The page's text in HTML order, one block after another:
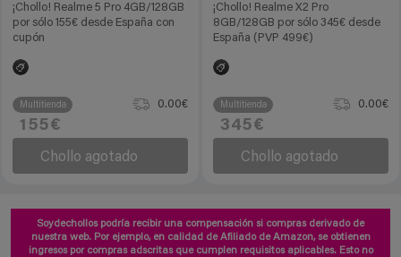
¡Chollo! Realme 5 Pro 4GB/128GB
por sólo 155€ desde España con
cupón
Multitienda 0.00€
155€
Chollo agotado
¡Chollo! Realme X2 Pro
8GB/128GB por sólo 345€ desde
España (PVP 499€)
Multitienda 0.00€
345€
Chollo agotado
Soydechollos podría recibir una compensación si compras derivado de
nuestra web. Por ejemplo, en calidad de Afiliado de Amazon, se obtienen
ingresos por compras adscritas que cumplen requisitos aplicables. Esto no